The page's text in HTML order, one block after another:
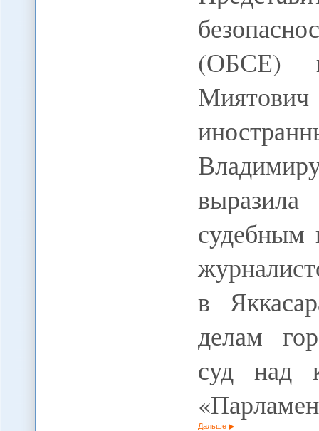
(ОБСЕ)
судебным
в
делам
суд над
Дальше